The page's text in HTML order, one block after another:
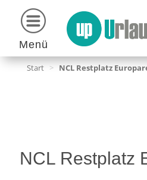
Menü
Start > NCL Restplatz
NCL Restplatz